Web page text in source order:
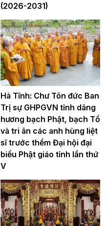
(2026-2031)
Hà Tĩnh: Chư Tôn đức Ban
Trị sự GHPGVN tỉnh dâng
hương bạch Phật, bạch Tổ
và tri ân các anh hùng liệt
sĩ trước thềm Đại hội đại
biểu Phật giáo tỉnh lần thứ
V